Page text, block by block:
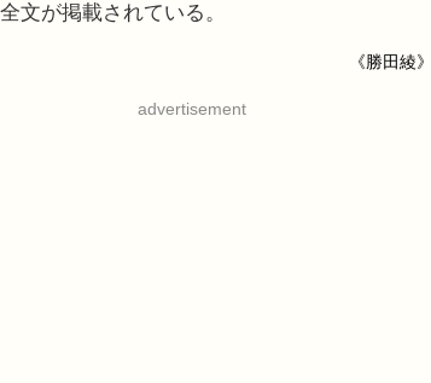
文が掲載されている。
《勝田綾》
advertisement